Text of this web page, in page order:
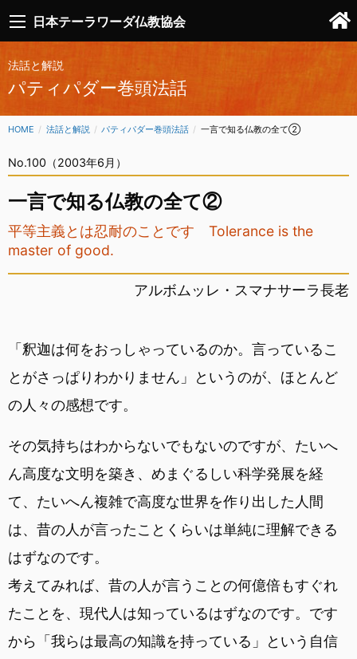
日本テーラワーダ仏教協会
法話と解説
パティパダー巻頭法話
HOME 法話と解説 パティパダー巻頭法話 CURRENT:
一言で知る仏教の全て②
No.100（2003年6月）
一言で知る仏教の全て②
平等主義とは忍耐のことです Tolerance is the
master of good.
アルボムッレ・スマナサーラ長老
「釈迦は何をおっしゃっているのか。言っているこ
とがさっぱりわかりません」というのが、ほとんど
の人々の感想です。
その気持ちはわからないでもないのですが、たいへ
ん高度な文明を築き、めまぐるしい科学発展を経
て、たいへん複雑で高度な世界を作り出した人間
は、昔の人が言ったことくらいは単純に理解できる
はずなのです。
考えてみれば、昔の人が言うことの何億倍もすぐれ
たことを、現代人は知っているはずなのです。です
から「我らは最高の知識を持っている」という自信